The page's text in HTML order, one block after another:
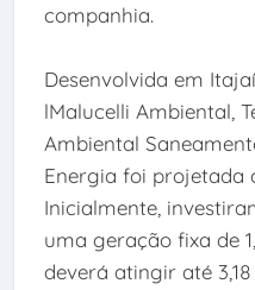
companhia.
Desenvolvida em
lMalucelli Ambiental,
Ambiental
Energia foi projetada
Inicialmente,
uma geração fixa de
deverá atingir até